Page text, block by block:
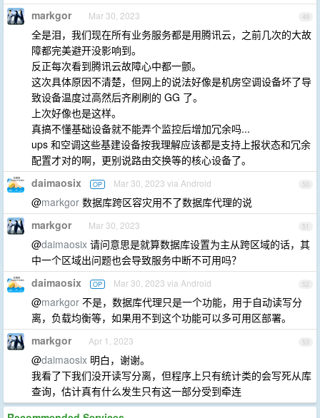
49
markgor Mar 30, 2023
全是泪，我们现在所有业务服务都是用腾讯云，之前几次的大故
障都完美避开没影响到。
反正每次看到腾讯云故障心中都一颤。
这次具体原因不清楚，但网上的说法好像是机房空调设备坏了导
致设备温度过高然后齐刷刷的 GG 了。
上次好像也是这样。
真搞不懂基础设备就不能弄个监控后增加冗余吗...
ups 和空调这些基建设备按我理解应该都是支持上报状态和冗余
配置才对的啊，更别说路由交换等的核心设备了。
50
daimaosix OP Mar 30, 2023 via Android
@markgor 数据库跨区容灾用不了数据库代理的说
51
markgor Mar 30, 2023
@daimaosix 请问意思是就算数据库设置为主从跨区域的话，其
中一个区域出问题也会导致服务中断不可用吗？
52
daimaosix OP Mar 30, 2023 via Android
@markgor 不是，数据库代理只是一个功能，用于自动读写分
离，负载均衡等，如果用不到这个功能可以多可用区部署。
53
markgor Apr 1, 2023
@daimaosix 明白，谢谢。
我看了下我们没开读写分离，但程序上只有统计类的会写死从库
查询，估计真有什么发生只有这一部分受到牵连